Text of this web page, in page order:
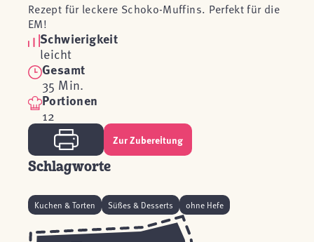
Rezept für leckere Schoko-Muffins. Perfekt für die
EM!
Schwierigkeit
leicht
Gesamt
35 Min.
Portionen
12
Zur Zubereitung
Schlagworte
Kuchen & Torten Süßes & Desserts ohne Hefe